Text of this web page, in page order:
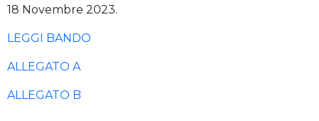
18 Novembre 2023.
LEGGI BANDO
ALLEGATO A
ALLEGATO B